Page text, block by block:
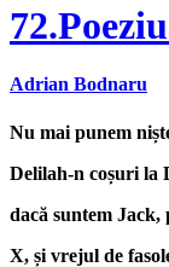
Adrian Bodnaru
Nu mai punem
Delilah-n coșuri la
dacă suntem Jack,
X, și vrejul de